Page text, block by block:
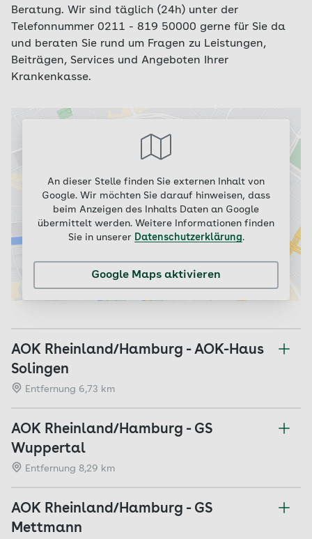
Beratung. Wir sind täglich (24h) unter der
Telefonnummer 0211 - 819 50000 gerne für Sie da
und beraten Sie rund um Fragen zu Leistungen,
Beiträgen, Services und Angeboten Ihrer
Krankenkasse.
An dieser Stelle finden Sie externen Inhalt von
Google. Wir möchten Sie darauf hinweisen, dass
beim Anzeigen des Inhalts Daten an Google
übermittelt werden. Weitere Informationen finden
Sie in unserer Datenschutzerklärung.
Google Maps aktivieren
AOK Rheinland/Hamburg - AOK-Haus
Solingen
Entfernung 6,73 km
AOK Rheinland/Hamburg - GS
Wuppertal
Entfernung 8,29 km
AOK Rheinland/Hamburg - GS
Mettmann